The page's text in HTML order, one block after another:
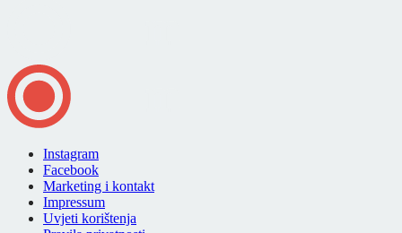
Instagram
Facebook
Marketing i kontakt
Impressum
Uvjeti korištenja